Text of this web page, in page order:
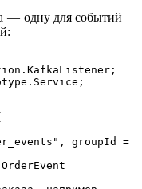
— одну для событий